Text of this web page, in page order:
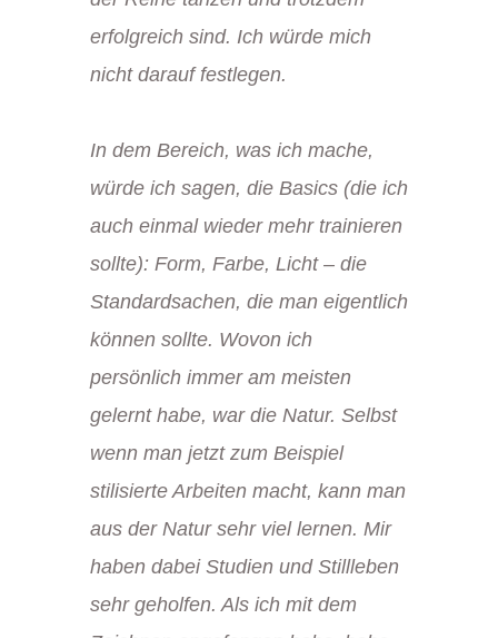
erfolgreich sind. Ich würde mich
nicht darauf festlegen.
In dem Bereich, was ich mache,
würde ich sagen, die Basics (die ich
auch einmal wieder mehr trainieren
sollte): Form, Farbe, Licht – die
Standardsachen, die man eigentlich
können sollte. Wovon ich
persönlich immer am meisten
gelernt habe, war die Natur. Selbst
wenn man jetzt zum Beispiel
stilisierte Arbeiten macht, kann man
aus der Natur sehr viel lernen. Mir
haben dabei Studien und Stillleben
sehr geholfen. Als ich mit dem